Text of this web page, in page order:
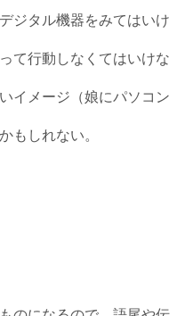
ジタル機器をみてはいけ
て行動しなくてはいけな
イメージ（娘にパソコン
もしれない。